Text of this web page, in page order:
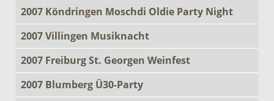
2007 Köndringen Moschdi Oldie Party Night
2007 Villingen Musiknacht
2007 Freiburg St. Georgen Weinfest
2007 Blumberg Ü30-Party